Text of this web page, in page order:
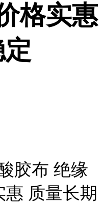
格实惠
胶布 绝缘
惠 质量长期